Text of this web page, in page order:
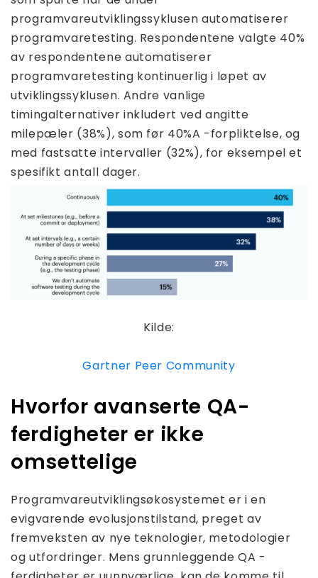
programvareutviklingssyklusen automatiserer
programvaretesting. Respondentene valgte 40%
av respondentene automatiserer
programvaretesting kontinuerlig i løpet av
utviklingssyklusen. Andre vanlige
timingalternativer inkludert ved angitte
milepæler (38%), som før 40%A -forpliktelse, og
med fastsatte intervaller (32%), for eksempel et
spesifikt antall dager.
Kilde:
Gartner Peer Community
Hvorfor avanserte QA-
ferdigheter er ikke
omsettelige
Programvareutviklingsøkosystemet er i en
evigvarende evolusjonstilstand, preget av
fremveksten av nye teknologier, metodologier
og utfordringer. Mens grunnleggende QA -